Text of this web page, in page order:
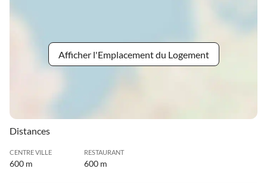
Afficher l'Emplacement du Logement
Distances
CENTRE VILLE
600 m
RESTAURANT
600 m